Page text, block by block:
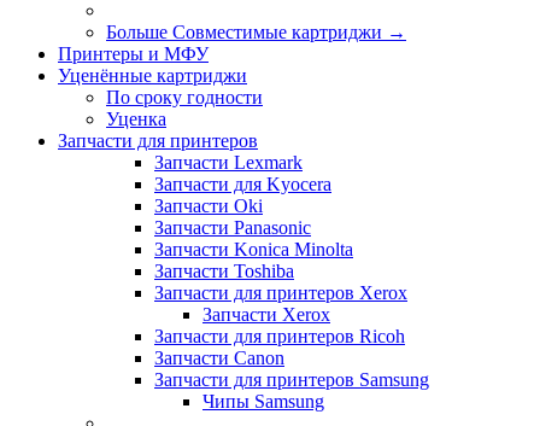
Больше Совместимые картриджи →
Принтеры и МФУ
Уценённые картриджи
По сроку годности
Уценка
Запчасти для принтеров
Запчасти Lexmark
Запчасти для Kyocera
Запчасти Oki
Запчасти Panasonic
Запчасти Koniсa Minolta
Запчасти Toshiba
Запчасти для принтеров Xerox
Запчасти Xerox
Запчасти для принтеров Ricoh
Запчасти Canon
Запчасти для принтеров Samsung
Чипы Samsung